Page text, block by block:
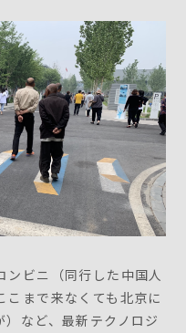
ンビニ（同行した中国人
こまで来なくても北京に
など、最新テクノロジ